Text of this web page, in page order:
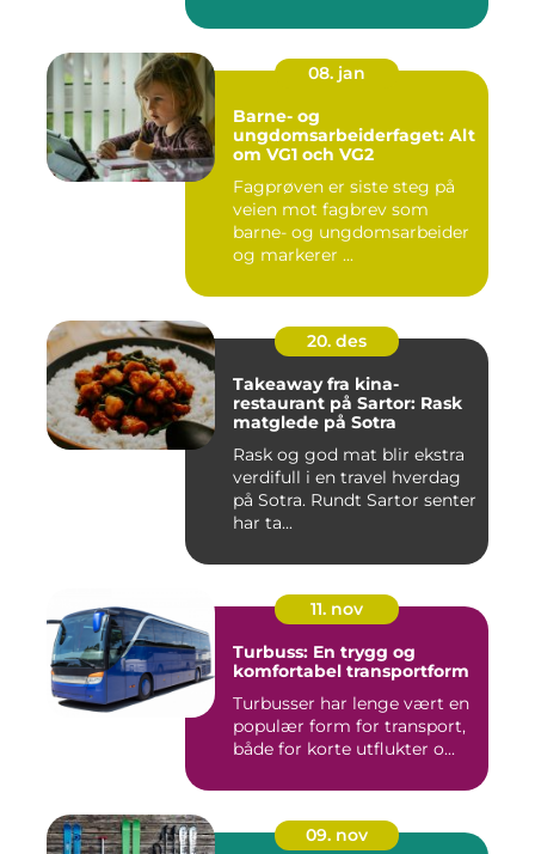
08. jan
Barne- og
ungdomsarbeiderfaget: Alt
om VG1 och VG2
Fagprøven er siste steg på
veien mot fagbrev som
barne- og ungdomsarbeider
og markerer ...
20. des
Takeaway fra kina-
restaurant på Sartor: Rask
matglede på Sotra
Rask og god mat blir ekstra
verdifull i en travel hverdag
på Sotra. Rundt Sartor senter
har ta...
11. nov
Turbuss: En trygg og
komfortabel transportform
Turbusser har lenge vært en
populær form for transport,
både for korte utflukter o...
09. nov